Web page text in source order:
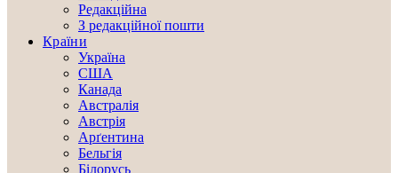
Редакційна
З редакційної пошти
Країни
Україна
США
Канада
Австралія
Австрія
Арґентина
Бельгія
Білорусь